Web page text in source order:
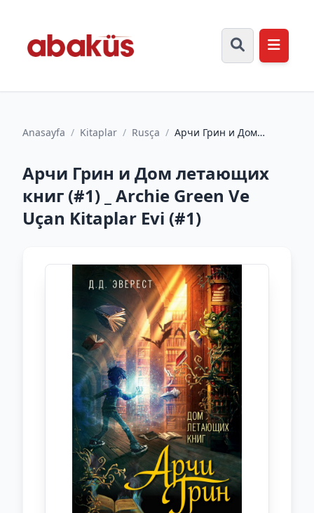
Anasayfa / Kitaplar / Rusça / Арчи Грин и Дом
Kitapl...
Арчи Грин и Дом летающих
книг (#1) _ Archie Green Ve
Uçan Kitaplar Evi (#1)